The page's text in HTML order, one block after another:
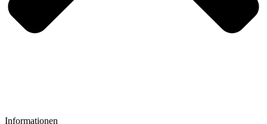
Informationen